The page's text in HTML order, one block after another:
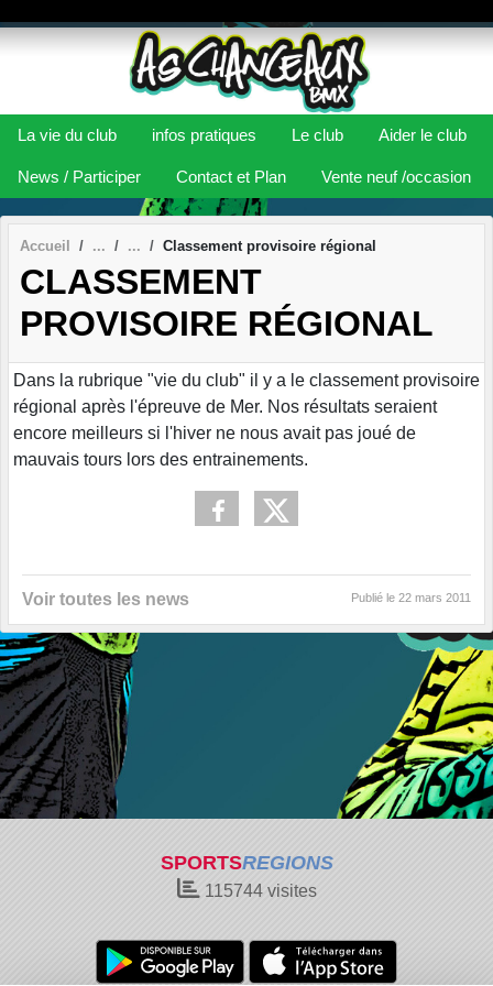
La vie du club infos pratiques Le club Aider le club
News / Participer Contact et Plan Vente neuf /occasion
Accueil Classement provisoire régional
CLASSEMENT
PROVISOIRE RÉGIONAL
Dans la rubrique "vie du club" il y a le classement provisoire
régional après l'épreuve de Mer. Nos résultats seraient
encore meilleurs si l'hiver ne nous avait pas joué de
mauvais tours lors des entrainements.
Voir toutes les news Publié le 22 mars 2011
SPORTSREGIONS
115744visites